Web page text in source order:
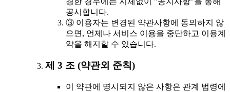
공시합니다.
③ 이용자는 변경된 약관사항에 동의하지 않
으면, 언제나 서비스 이용을 중단하고 이용계
약을 해지할 수 있습니다.
제 3 조 (약관외 준칙)
이 약관에 명시되지 않은 사항은 관계 법령에